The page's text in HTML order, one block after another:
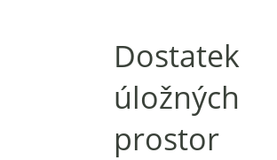
Dostatek
úložných
prostor